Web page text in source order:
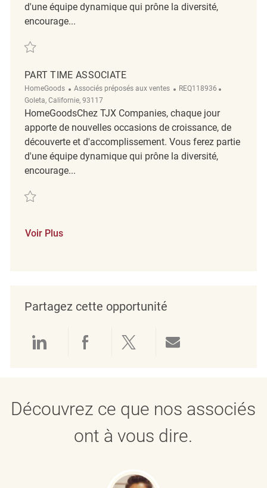
d'une équipe dynamique qui prône la diversité,
encourage...
Sauvegarder Part Time Associate REQ138021
PART TIME ASSOCIATE
HomeGoods Catégorie
Associés préposés aux ventes ReqId
REQ118936
Goleta, Californie, 93117
HomeGoodsChez TJX Companies, chaque jour
apporte de nouvelles occasions de croissance, de
découverte et d'accomplissement. Vous ferez partie
d'une équipe dynamique qui prône la diversité,
encourage...
Sauvegarder Part Time Associate REQ118936
Voir Plus
Partagez cette opportunité
Partager via LinkedIn
Partager via Facebook
Partager via twitter
Découvrez ce que nos associés
ont à vous dire.